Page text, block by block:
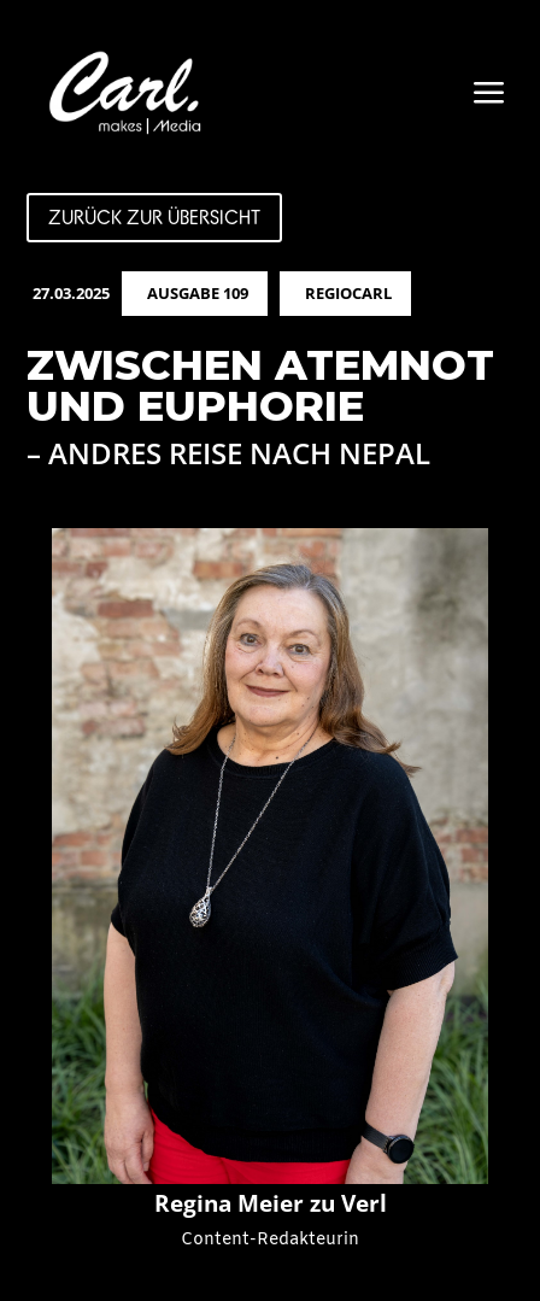
a
ZURÜCK ZUR ÜBERSICHT
27.03.2025 AUSGABE 109 REGIOCARL
ZWISCHEN ATEMNOT
UND EUPHORIE
– ANDRES REISE NACH NEPAL
Regina Meier zu Verl
Content-Redakteurin